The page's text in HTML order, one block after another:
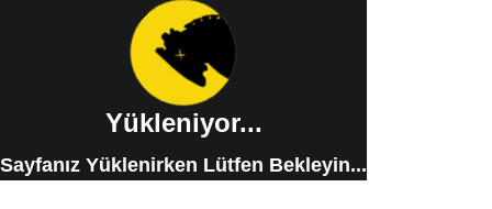
Yükleniyor...
Sayfanız Yüklenirken Lütfen Bekleyin...